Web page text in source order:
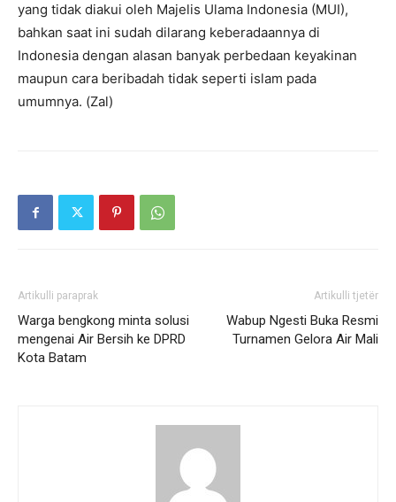
yang tidak diakui oleh Majelis Ulama Indonesia (MUI),
bahkan saat ini sudah dilarang keberadaannya di
Indonesia dengan alasan banyak perbedaan keyakinan
maupun cara beribadah tidak seperti islam pada
umumnya. (Zal)
Artikulli paraprak
Warga bengkong minta solusi
mengenai Air Bersih ke DPRD
Kota Batam
Artikulli tjetër
Wabup Ngesti Buka Resmi
Turnamen Gelora Air Mali